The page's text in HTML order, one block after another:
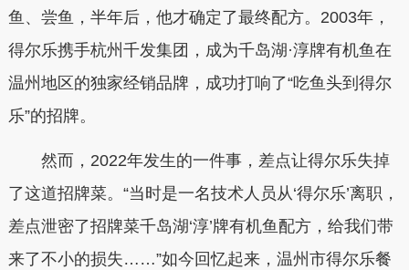
鱼、尝鱼，半年后，他才确定了最终配方。2003年，
得尔乐携手杭州千发集团，成为千岛湖·淳牌有机鱼在
温州地区的独家经销品牌，成功打响了“吃鱼头到得尔
乐”的招牌。
然而，2022年发生的一件事，差点让得尔乐失掉
了这道招牌菜。“当时是一名技术人员从‘得尔乐’离职，
差点泄密了招牌菜千岛湖‘淳’牌有机鱼配方，给我们带
来了不小的损失……”如今回忆起来，温州市得尔乐餐